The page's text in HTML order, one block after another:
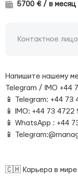
5700 € / в месяц
Контактное
Напишите нашему
Telegram / IMO +44
📱 Telegram: +44 73
📱 IMO: +44 73 4722
📱 WhatsApp : +44
📱
🇨🇭 Карьера в мире